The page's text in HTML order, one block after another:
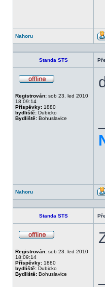
Nahoru
Standa STS
Registrován: sob 23. led 2010
18:09:14
Příspěvky: 1880
bydliště: Dubicko
Bydliště: Bohuslavice
Nahoru
Standa STS
Registrován: sob 23. led 2010
18:09:14
Příspěvky: 1880
bydliště: Dubicko
Bydliště: Bohuslavice